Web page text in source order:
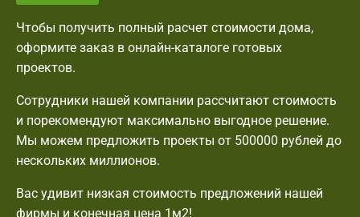
Чтобы получить полный расчет стоимости дома,
оформите заказ в онлайн-каталоге готовых
проектов.
Сотрудники нашей компании рассчитают стоимость
и порекомендуют максимально выгодное решение.
Мы можем предложить проекты от 500000 рублей до
нескольких миллионов.
Вас удивит низкая стоимость предложений нашей
фирмы и конечная цена 1м2!